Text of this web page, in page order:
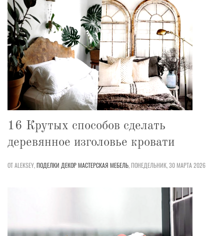
16 Крутых способов сделать
деревянное изголовье кровати
ОТ ALEKSEY,ПОДЕЛКИ ДЕКОРМАСТЕРСКАЯ МЕБЕЛЬ,ПОНЕДЕЛЬНИК, 30 МАРТА 2026